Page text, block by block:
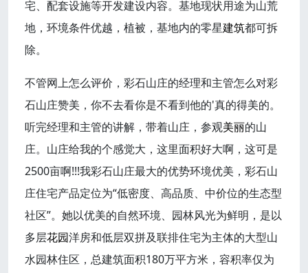
宅、配套设施等开发建设内容。基地现状用途为山荒
地，环境条件优越，植被，基地内的零星建筑都可拆
除。
不管网上怎么评价，彩石山庄的经理和主管怎么对彩
石山庄赞美，你不去看你是不看到他的'真的得美的。
听完经理和主管的讲解，带着山庄，参观美丽的山
庄。山庄给我的个感觉大，这里面积好大啊，这可是
2500亩啊!!!我彩石山庄最大的优势环境优美，彩石山
庄住宅产品定位为“低密度、高品质、中价位的生态型
社区”。她以优美的自然环境、园林风光为鲜明，是以
多层花园洋房和低层双拼及联排住宅为主体的大型山
水园林住区，总建筑面积180万平方米，容积率仅为